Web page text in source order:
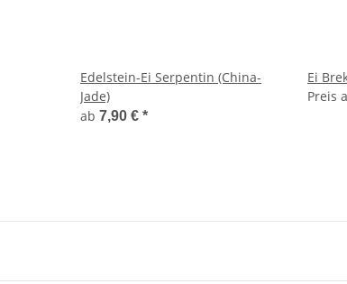
Edelstein-Ei Serpentin (China-
Jade)
ab 7,90 € *
Ei
Preis